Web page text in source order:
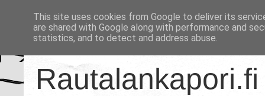
Rautalankapori.fi
This site uses cookies from Google to deliver its
are shared with Google along with performance and
statistics, and to detect and address abuse.